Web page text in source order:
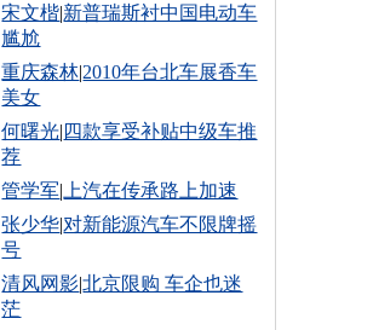
宋文楷|新普瑞斯衬中国电动车
尴尬
重庆森林|2010年台北车展香车
美女
何曙光| 四款享受补贴中级车推
荐
管学军| 上汽在传承路上加速
张少华|对新能源汽车不限牌摇
号
清风网影|北京限购 车企也迷
茫